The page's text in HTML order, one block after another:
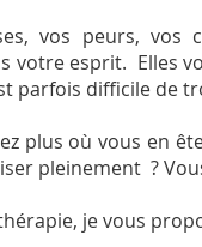
vos peurs, vos
votre esprit. Elles
parfois difficile de
plus où vous en
pleinement ?
je vous